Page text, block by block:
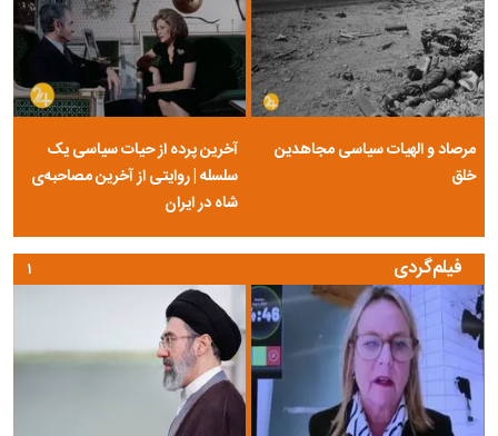
مرصاد و الهیات سیاسی مجاهدین
خلق
آخرین پرده از حیات سیاسی یک
سلسله | روایتی از آخرین مصاحبه‌ی
شاه در ایران
فیلم‌گردی ۱